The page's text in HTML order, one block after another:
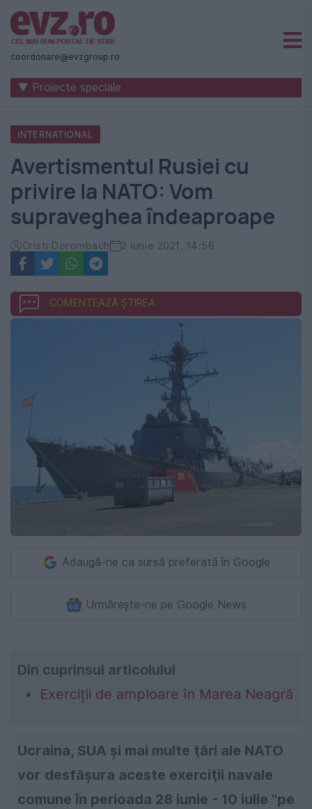
Știri
naționale
internaționale
România
-
Evenimentul
Zilei
coordonare@evzgroup.ro
▼ Proiecte speciale
INTERNATIONAL
Avertismentul Rusiei cu
privire la NATO: Vom
supraveghea îndeaproape
Cristi Dorombach 2 iunie 2021, 14:56
COMENTEAZĂ ȘTIREA
Adaugă-ne ca sursă preferată în Google
Urmărește-ne pe Google News
Din cuprinsul articolului
Exerciții de amploare în Marea Neagră
Ucraina, SUA şi mai multe ţări ale NATO
vor desfăşura aceste exerciţii navale
comune în perioada 28 iunie - 10 iulie "pe